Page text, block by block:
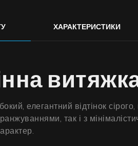
ХАРАКТЕРИСТИКИ
елегантний відтінок
так і з